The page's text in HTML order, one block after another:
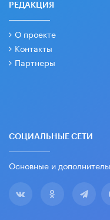
РЕДАКЦИЯ
О проекте
Контакты
Партнеры
СОЦИАЛЬНЫЕ СЕТИ
Основные и